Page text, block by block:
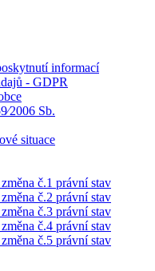
informací
- GDPR
Sb.
situace
č.1 právní stav
č.2 právní stav
č.3 právní stav
č.4 právní stav
č.5 právní stav